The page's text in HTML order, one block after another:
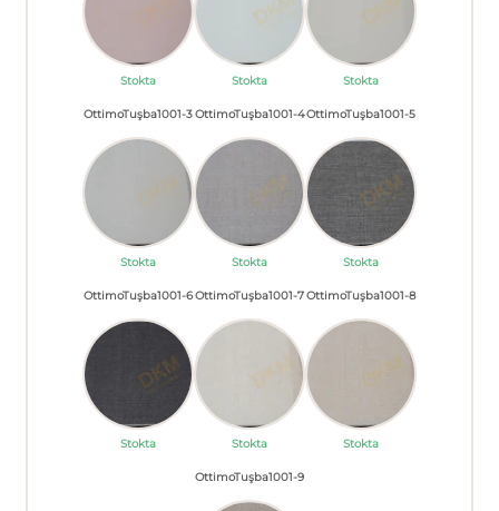
Stokta Stokta Stokta
OttimoTuşba1001-3
Stokta
OttimoTuşba1001-4
Stokta
OttimoTuşba1001-5
Stokta
OttimoTuşba1001-6
Stokta
OttimoTuşba1001-7
Stokta
OttimoTuşba1001-8
Stokta
OttimoTuşba1001-9